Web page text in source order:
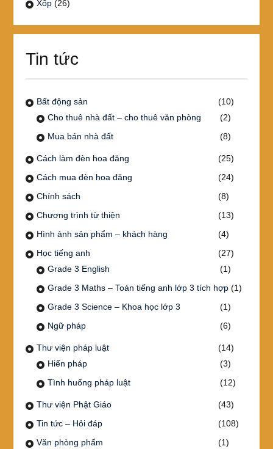
Xốp (26)
Tin tức
Bất động sản
(10)
Cho thuê nhà đất – cho thuê văn phòng
(2)
Mua bán nhà đất
(8)
Cách làm đèn hoa đăng
(25)
Cách mua đèn hoa đăng
(24)
Chính sách
(8)
Chương trình từ thiện
(13)
Hình ảnh sản phẩm – khách hàng
(4)
Học tiếng anh
(27)
Grade 3 English
(1)
Grade 3 Maths – Toán tiếng anh lớp 3 tích hợp(1)
Grade 3 Science – Khoa học lớp 3
(1)
Ngữ pháp
(6)
Thư viện pháp luật
(14)
Hiến pháp
(3)
Tình huống pháp luật
(12)
Thư viện Phật Giáo
(43)
Tin tức – Hỏi đáp
(108)
Văn phòng phẩm
(1)